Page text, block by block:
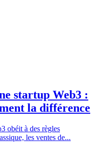
startup Web3 :
la différence
obéit à des règles
les ventes de...